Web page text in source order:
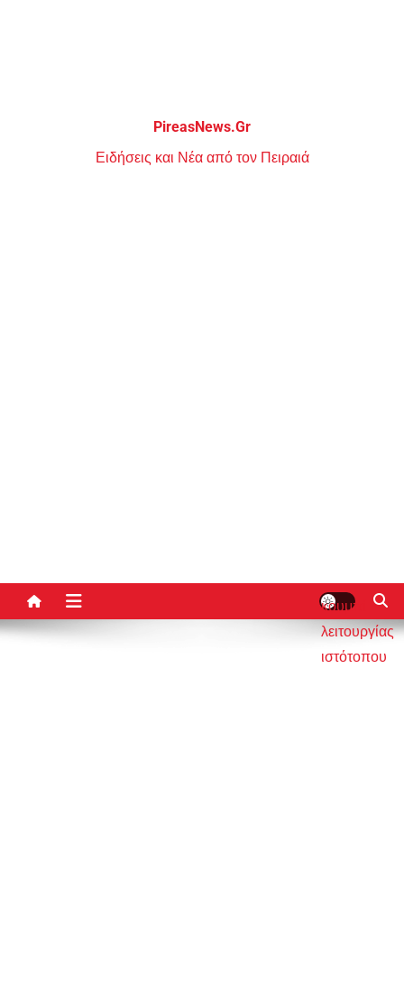
PireasNews.Gr
Ειδήσεις και Νέα από τον Πειραιά
κουμπί
λειτουργίας
ιστότοπου